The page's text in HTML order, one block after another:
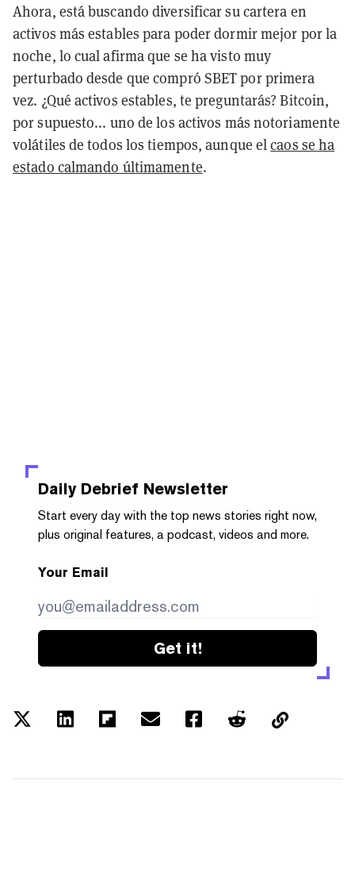
Ahora, está buscando diversificar su cartera en
activos más estables para poder dormir mejor por la
noche, lo cual afirma que se ha visto muy
perturbado desde que compró SBET por primera
vez. ¿Qué activos estables, te preguntarás? Bitcoin,
por supuesto... uno de los activos más notoriamente
volátiles de todos los tiempos, aunque elcaos se ha
estado calmando últimamente.
Daily Debrief Newsletter
Start every day with the top news stories right now,
plus original features, a podcast, videos and more.
Your Email
Get it!